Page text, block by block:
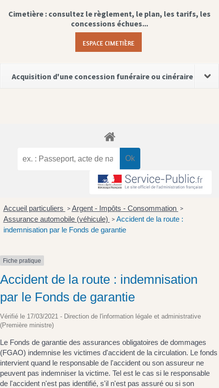
Cimetière : consultez le règlement, le plan, les tarifs, les
concessions échues...
ESPACE CIMETIÈRE
Acquisition d'une concession funéraire ou cinéraire
Accueil particuliers > Argent - Impôts - Consommation >
Assurance automobile (véhicule) > Accident de la route :
indemnisation par le Fonds de garantie
Fiche pratique
Accident de la route : indemnisation
par le Fonds de garantie
Vérifié le 17/03/2021 - Direction de l'information légale et administrative
(Première ministre)
Le Fonds de garantie des assurances obligatoires de dommages
(FGAO) indemnise les victimes d'accident de la circulation. Le fonds
intervient quand le responsable de l'accident ou son assureur ne
peuvent pas indemniser la victime. Tel est le cas si le responsable
de l'accident n'est pas identifié, s'il n'est pas assuré ou si son